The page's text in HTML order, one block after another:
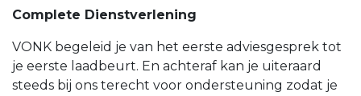
Complete Dienstverlening
VONK begeleid je van het eerste adviesgesprek tot
je eerste laadbeurt. En achteraf kan je uiteraard
steeds bij ons terecht voor ondersteuning zodat je